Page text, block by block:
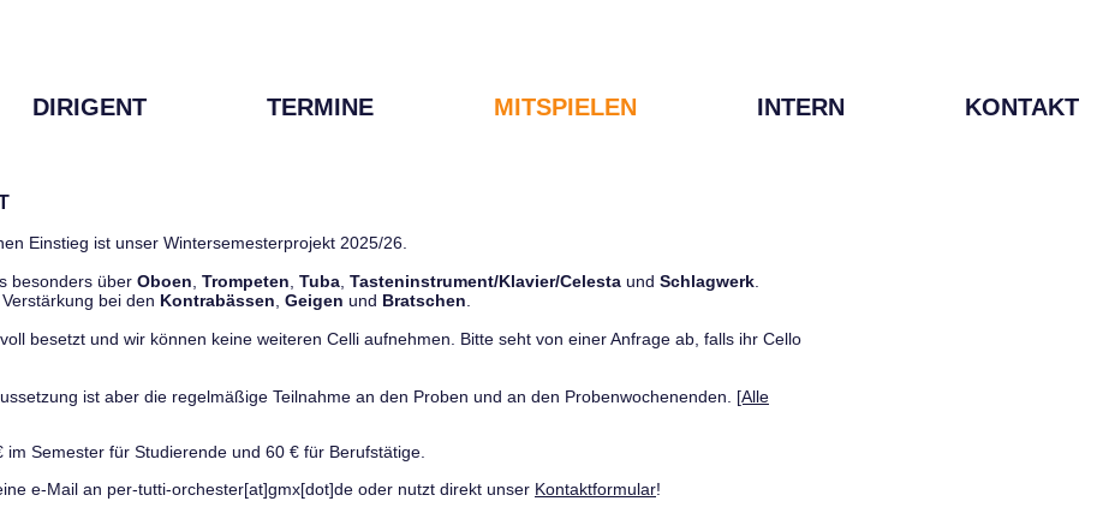
DIRIGENT TERMINE MITSPIELEN INTERN KONTAKT
Einstieg ist unser Wintersemesterprojekt 2025/26.
besonders über Oboen Trompeten Tuba Tasteninstrument/Klavier/Celesta und Schlagwerk
bei den Kontrabässen Geigen und Bratschen
besetzt und wir können keine weiteren Celli aufnehmen. Bitte seht von einer Anfrage ab, falls ihr Cello
ist aber die regelmäßige Teilnahme an den Proben und an den Probenwochenenden. [Alle
im Semester für Studierende und 60 € für Berufstätige.
e-Mail an per-tutti-orchester[at]gmx[dot]de oder nutzt direkt unser Kontaktformular!